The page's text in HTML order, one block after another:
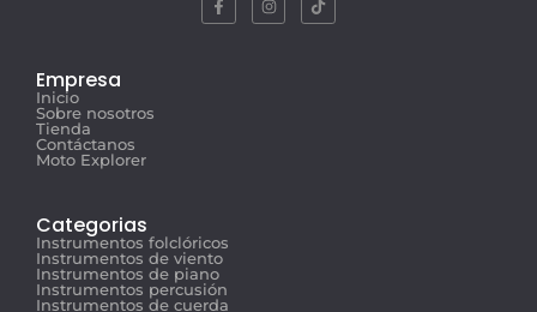
Empresa
Inicio
Sobre nosotros
Tienda
Contáctanos
Moto Explorer
Categorias
Instrumentos folclóricos
Instrumentos de viento
Instrumentos de piano
Instrumentos percusión
Instrumentos de cuerda